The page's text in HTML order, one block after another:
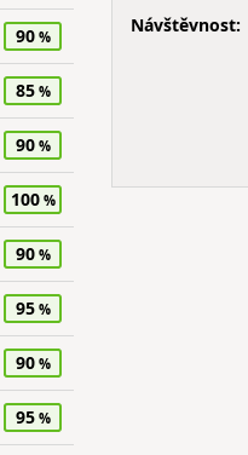
90
85
90
100
90
95
90
95
Návštěvnost: